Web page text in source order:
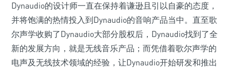
Dynaudio的设计师一直在保持着谦逊且引以自豪的态度，
并将饱满的热情投入到Dynaudio的音响产品当中。直至歌
尔声学收购了Dynaudio大部分股权后，Dynaudio找到了全
新的发展方向，就是无线音乐产品；而凭借着歌尔声学的
电声及无线技术领域的经验，让Dynaudio开始研发和推出